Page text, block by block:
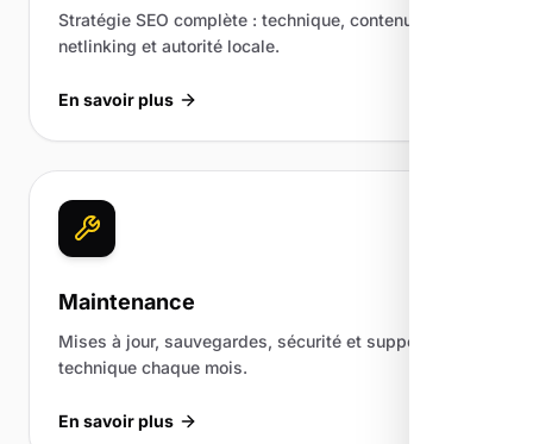
Stratégie SEO complète : technique, contenu,
netlinking et autorité locale.
En savoir plus
Maintenance
Mises à jour, sauvegardes, sécurité et support
technique chaque mois.
En savoir plus